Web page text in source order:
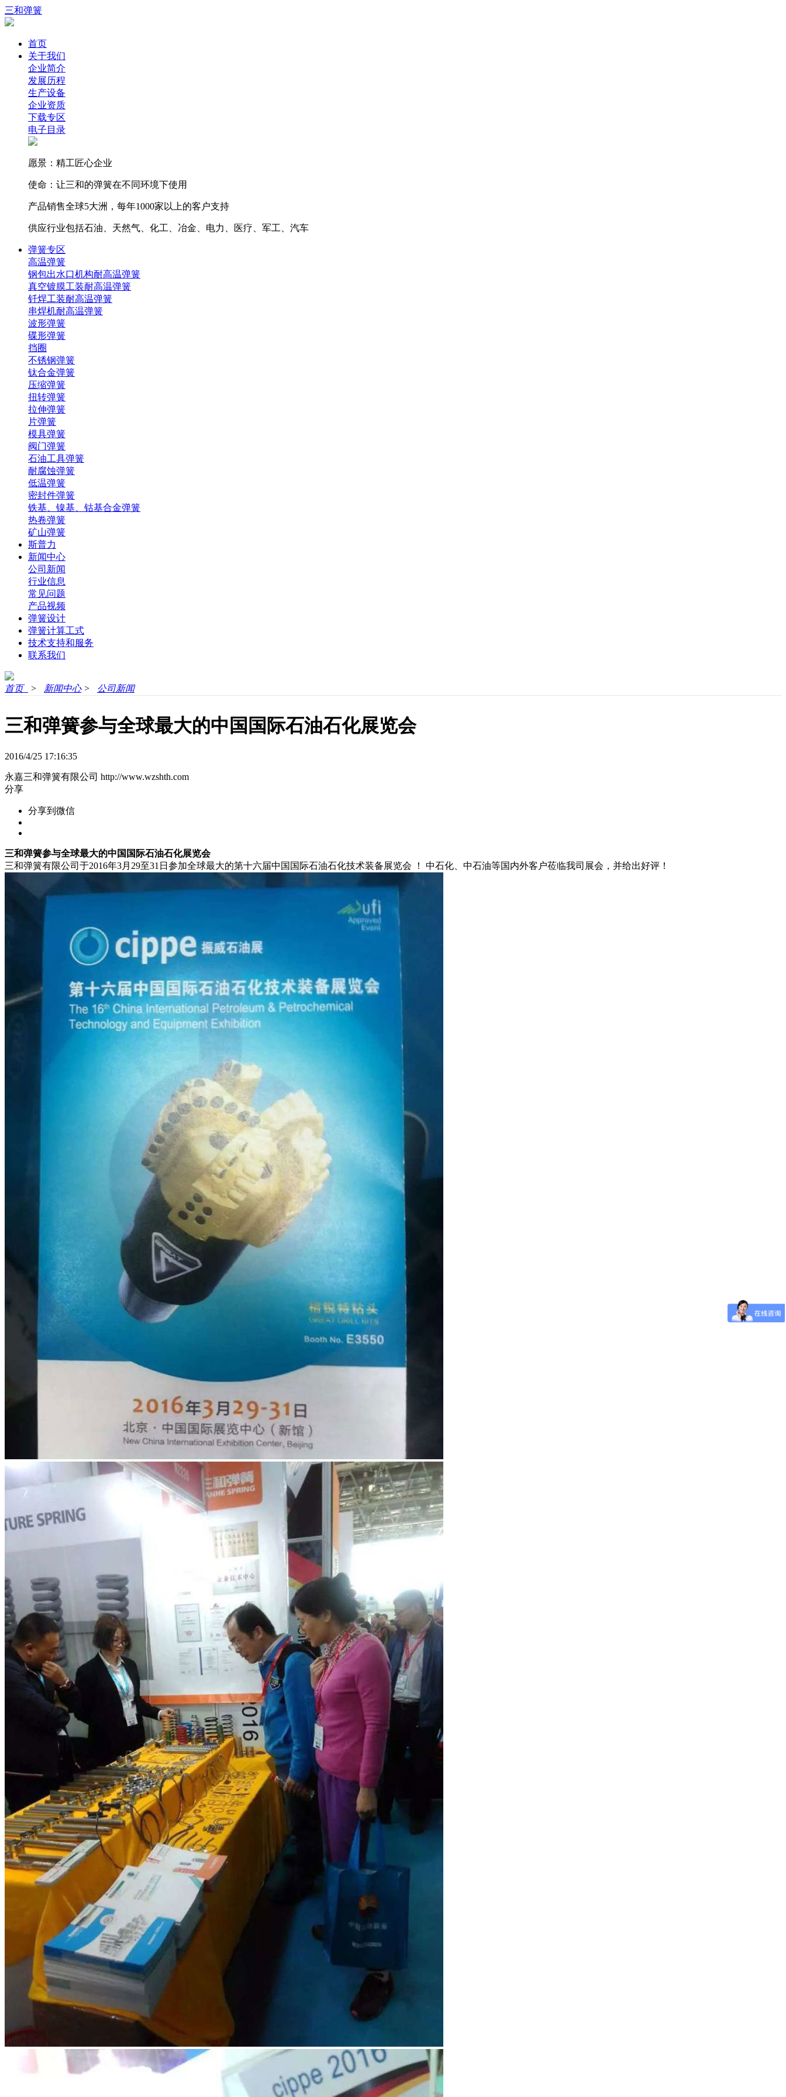
三和弹簧
首页
关于我们
企业简介
发展历程
生产设备
企业资质
下载专区
电子目录
愿景：精工匠心企业
使命：让三和的弹簧在不同环境下使用
产品销售全球5大洲，每年1000家以上的客户支持
供应行业包括石油、天然气、化工、冶金、电力、医疗、军工、汽车
弹簧专区
高温弹簧
钢包出水口机构耐高温弹簧
真空镀膜工装耐高温弹簧
钎焊工装耐高温弹簧
串焊机耐高温弹簧
波形弹簧
碟形弹簧
挡圈
不锈钢弹簧
钛合金弹簧
压缩弹簧
扭转弹簧
拉伸弹簧
片弹簧
模具弹簧
阀门弹簧
石油工具弹簧
耐腐蚀弹簧
低温弹簧
密封件弹簧
铁基、镍基、钴基合金弹簧
热卷弹簧
矿山弹簧
斯普力
新闻中心
公司新闻
行业信息
常见问题
产品视频
弹簧设计
弹簧计算工式
技术支持和服务
联系我们
首页 > 新闻中心 > 公司新闻
三和弹簧参与全球最大的中国国际石油石化展览会
2016/4/25 17:16:35
永嘉三和弹簧有限公司 http://www.wzshth.com
分享
分享到微信
三和弹簧参与全球最大的中国国际石油石化展览会
三和弹簧有限公司于2016年3月29至31日参加全球最大的第十六届中国国际石油石化技术装备展览会 ！ 中石化、中石油等国内外客户莅临我司展会，并给出好评！